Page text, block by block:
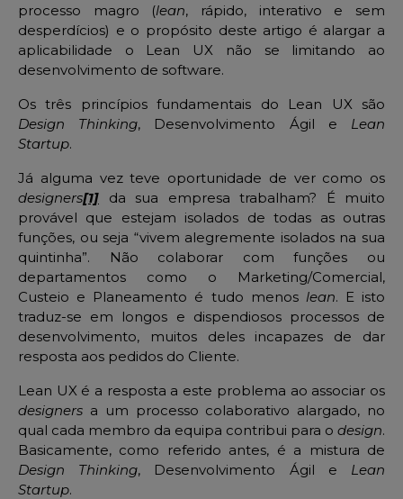
processo magro (lean, rápido, interativo e sem
desperdícios) e o propósito deste artigo é alargar a
aplicabilidade o Lean UX não se limitando ao
desenvolvimento de software.
Os três princípios fundamentais do Lean UX são
Design Thinking, Desenvolvimento Ágil e Lean
Startup.
Já alguma vez teve oportunidade de ver como os
designers[1] da sua empresa trabalham? É muito
provável que estejam isolados de todas as outras
funções, ou seja “vivem alegremente isolados na sua
quintinha”. Não colaborar com funções ou
departamentos como o Marketing/Comercial,
Custeio e Planeamento é tudo menos lean. E isto
traduz-se em longos e dispendiosos processos de
desenvolvimento, muitos deles incapazes de dar
resposta aos pedidos do Cliente.
Lean UX é a resposta a este problema ao associar os
designers a um processo colaborativo alargado, no
qual cada membro da equipa contribui para o design.
Basicamente, como referido antes, é a mistura de
Design Thinking, Desenvolvimento Ágil e Lean
Startup.